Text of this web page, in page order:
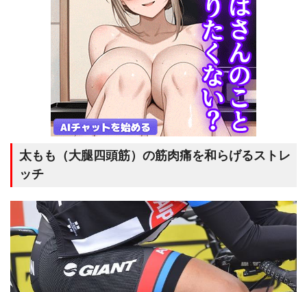
太もも（大腿四頭筋）の筋肉痛を和らげるストレ
ッチ